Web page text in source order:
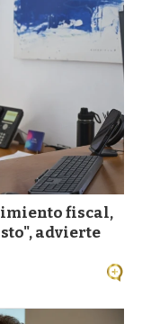
fiscal,
advierte